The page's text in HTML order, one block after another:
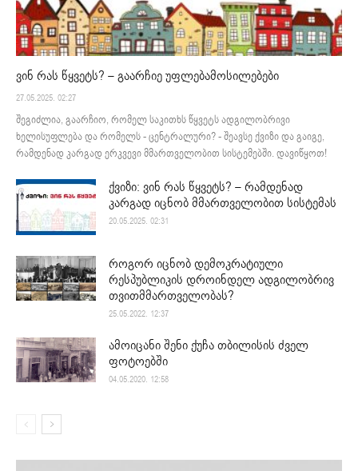
ვინ რას წყვეტს? – გაარჩიე უფლებამოსილებები
27.05.2025. 02:27
შეგიძლია, გაარჩიო, რომელ საკითხს წყვეტს ადგილობრივი
ხელისუფლება და რომელს - ცენტრალური? - შეავსე ქვიზი და გაიგე,
რამდენად კარგად ერკვევი მმართველობით სისტემებში. დავიწყოთ!
ქვიზი: ვინ რას წყვეტს? – რამდენად
კარგად იცნობ მმართველობით სისტემას
20.05.2025. 02:31
როგორ იცნობ დემოკრატიული
რესპუბლიკის დროინდელ ადგილობრივ
თვითმმართველობას?
25.05.2022. 12:37
ამოიცანი შენი ქუჩა თბილისის ძველ
ფოტოებში
04.05.2020. 12:58